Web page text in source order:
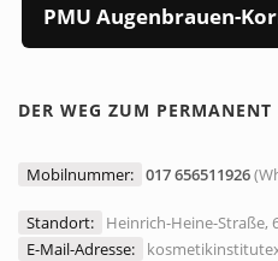
PMU Augenbrauen-
DER WEG ZUM
Mobilnummer: 017 656511926
Standort:
Heinrich-Heine-Straße,
E-Mail-Adresse: